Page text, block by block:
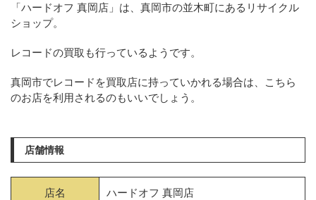
「ハードオフ 真岡店」は、真岡市の並木町にあるリサイクル
ショップ。
レコードの買取も行っているようです。
真岡市でレコードを買取店に持っていかれる場合は、こちら
のお店を利用されるのもいいでしょう。
店舗情報
店名 ハードオフ 真岡店